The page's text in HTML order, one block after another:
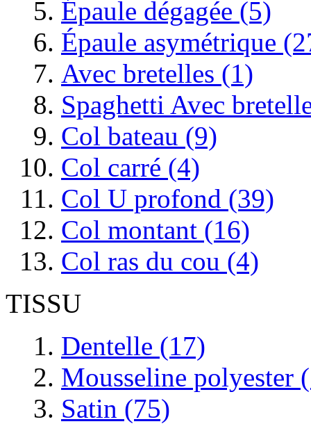
Épaule dégagée (5)
Épaule asymétrique
Avec bretelles (1)
Spaghetti Avec
Col bateau (9)
Col carré (4)
Col U profond (39)
Col montant (16)
Col ras du cou (4)
TISSU
Dentelle (17)
Mousseline polyester
Satin (75)